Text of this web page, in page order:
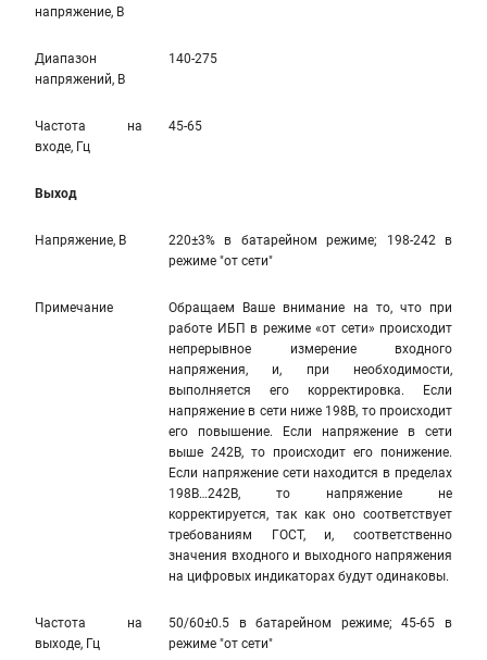
напряжение, В
Диапазон
напряжений, В
140-275
Частота на
входе, Гц
45-65
Выход
Напряжение, В
220±3% в батарейном режиме; 198-242 в
режиме "от сети"
Примечание
Обращаем Ваше внимание на то, что при
работе ИБП в режиме «от сети» происходит
непрерывное измерение входного
напряжения, и, при необходимости,
выполняется его корректировка. Если
напряжение в сети ниже 198В, то происходит
его повышение. Если напряжение в сети
выше 242В, то происходит его понижение.
Если напряжение сети находится в пределах
198В…242В, то напряжение не
корректируется, так как оно соответствует
требованиям ГОСТ, и, соответственно
значения входного и выходного напряжения
на цифровых индикаторах будут одинаковы.
Частота на
выходе, Гц
50/60±0.5 в батарейном режиме; 45-65 в
режиме "от сети"